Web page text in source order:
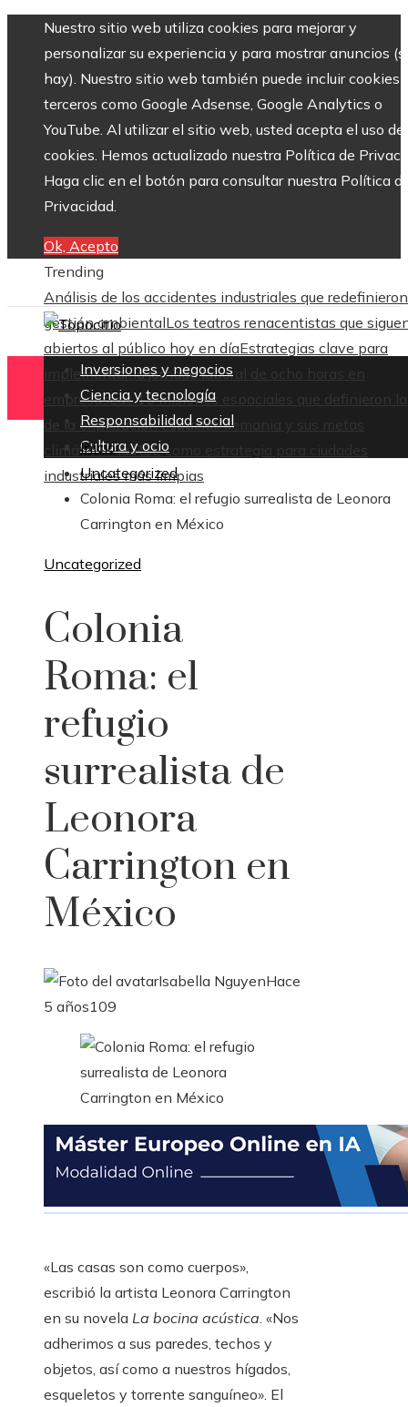
Nuestro sitio web utiliza cookies para mejorar y
personalizar su experiencia y para mostrar anuncios
hay). Nuestro sitio web también puede incluir cookies
terceros como Google Adsense, Google Analytics o
YouTube. Al utilizar el sitio web, usted acepta el uso de
cookies. Hemos actualizado nuestra Política de
Haga clic en el botón para consultar nuestra Política
Privacidad.
Ok, Acepto
Trending
Análisis de los accidentes industriales que
gestión ambientalLos teatros renacentistas que
abiertos al público hoy en díaEstrategias clave para
implementar la jornada laboral de ocho horas en
empresasLas 15 misiones espaciales que definieron
de la exploración espacialAlemania y sus metas
climáticas: la RSE como estrategia para ciudades
industriales más limpias
Inversiones y negocios
Ciencia y tecnología
Responsabilidad social
Cultura y ocio
Inicio
Uncategorized
Colonia Roma: el refugio surrealista de Leonora
Carrington en México
Uncategorized
Colonia
Roma: el
refugio
surrealista de
Leonora
Carrington en
México
Isabella NguyenHace
5 años109
«Las casas son como cuerpos»,
escribió la artista Leonora Carrington
en su novela La bocina acústica. «Nos
adherimos a sus paredes, techos y
objetos, así como a nuestros hígados,
esqueletos y torrente sanguíneo». El